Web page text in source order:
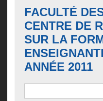
FACULTÉ
CENTRE DE
SUR LA
ANNÉE 2011